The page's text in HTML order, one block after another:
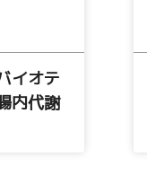
イオテ
内代謝